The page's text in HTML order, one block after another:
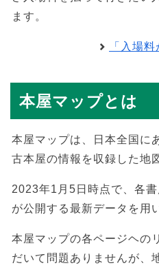
ます。
「入場
本屋マップとは
本屋マップは、日本全国に
古本屋の情報を収録した地
2023年1月5日時点で、各
が公開する最新データを用
本屋マップの各ページヘの
だいて問題ありませんが、